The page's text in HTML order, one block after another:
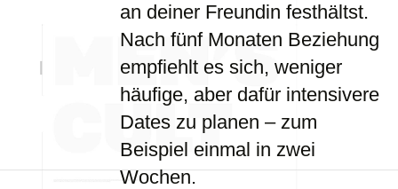
an deiner Freundin festhältst.
Nach fünf Monaten Beziehung
empfiehlt es sich, weniger
häufige, aber dafür intensivere
Dates zu planen – zum
Beispiel einmal in zwei
Wochen.